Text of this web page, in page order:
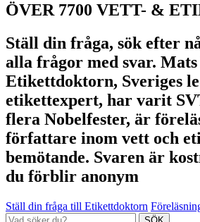
ÖVER 7700 VETT- &
Ställ din fråga, sök efter
alla frågor med svar. Mats
Etikettdoktorn, Sveriges
etikettexpert, har varit
flera Nobelfester, är
författare inom vett och
bemötande. Svaren är
du förblir anonym
Ställ din fråga till Etikettdoktorn